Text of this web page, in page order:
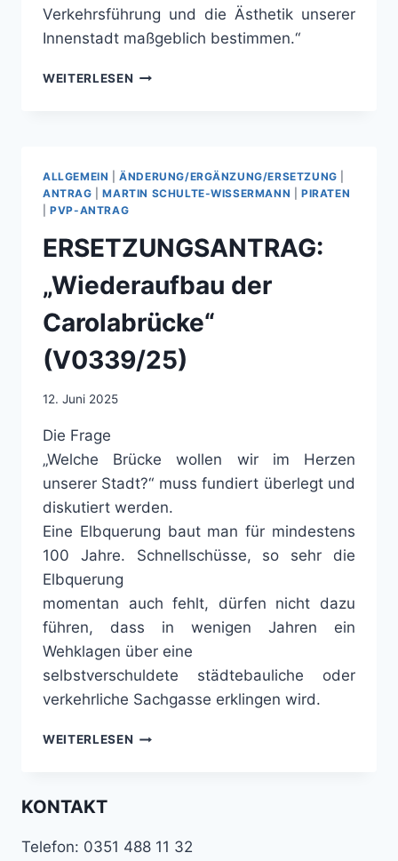
Verkehrsführung und die Ästhetik unserer
Innenstadt maßgeblich bestimmen.“
WEITERLESEN „VERSAUEN
ALLGEMEIN |ÄNDERUNG/ERGÄNZUNG/ERSETZUNG
ANTRAG |MARTIN SCHULTE-WISSERMANN |PIRATEN
|PVP-ANTRAG
ERSETZUNGSANTRAG:
„Wiederaufbau der
Carolabrücke“
(V0339/25)
12. Juni 2025
Die Frage
„Welche Brücke wollen wir im Herzen
unserer Stadt?“ muss fundiert überlegt und
diskutiert werden.
Eine Elbquerung baut man für mindestens
100 Jahre. Schnellschüsse, so sehr die
Elbquerung
momentan auch fehlt, dürfen nicht dazu
führen, dass in wenigen Jahren ein
Wehklagen über eine
selbstverschuldete städtebauliche oder
verkehrliche Sachgasse erklingen wird.
WEITERLESEN ERSETZUNGSANTRAG:
KONTAKT
Telefon: 0351 488 11 32